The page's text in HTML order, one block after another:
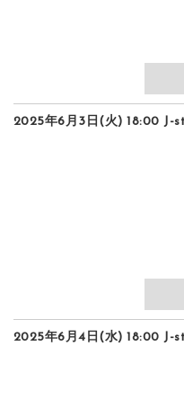
2025年6月3日(火) 18:00 J-
2025年6月4日(水) 18:00 J-